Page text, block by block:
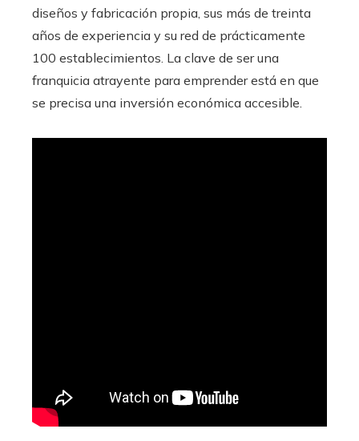
diseños y fabricación propia, sus más de treinta
años de experiencia y su red de prácticamente
100 establecimientos. La clave de ser una
franquicia atrayente para emprender está en que
se precisa una inversión económica accesible.